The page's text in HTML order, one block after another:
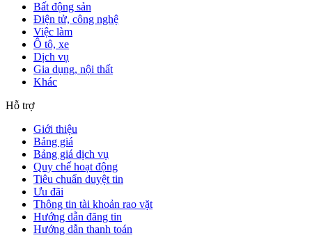
Bất động sản
Điện tử, công nghệ
Việc làm
Ô tô, xe
Dịch vụ
Gia dụng, nội thất
Khác
Hỗ trợ
Giới thiệu
Bảng giá
Bảng giá dịch vụ
Quy chế hoạt động
Tiêu chuẩn duyệt tin
Ưu đãi
Thông tin tài khoản rao vặt
Hướng dẫn đăng tin
Hướng dẫn thanh toán